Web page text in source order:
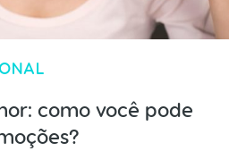
como você pode